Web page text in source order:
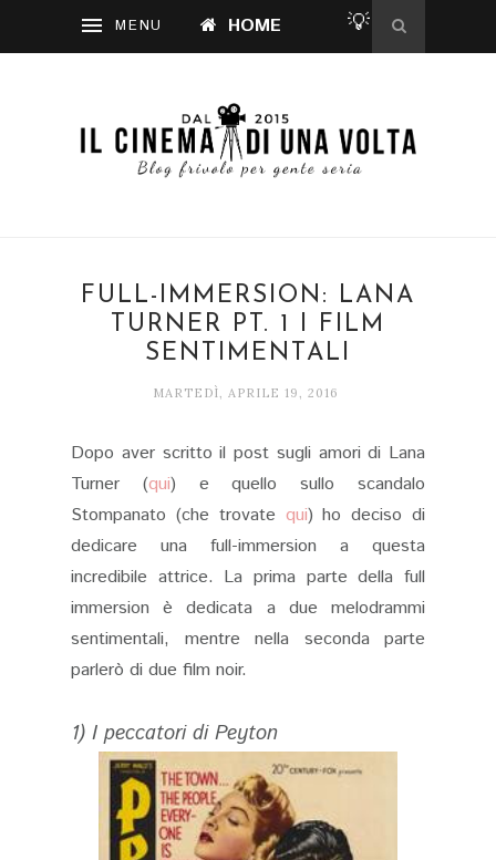
HOME 💡
FULL-IMMERSION: LANA
TURNER PT. 1 I FILM
SENTIMENTALI
MARTEDÌ, APRILE 19, 2016
Dopo aver scritto il post sugli amori di Lana
Turner (qui) e quello sullo scandalo
Stompanato (che trovate qui) ho deciso di
dedicare una full-immersion a questa
incredibile attrice. La prima parte della full
immersion è dedicata a due melodrammi
sentimentali, mentre nella seconda parte
parlerò di due film noir.
1) I peccatori di Peyton